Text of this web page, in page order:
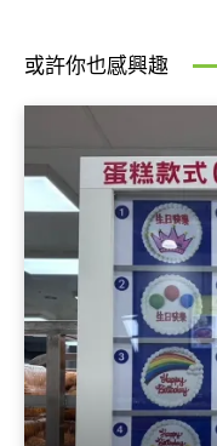
或許你也感興趣